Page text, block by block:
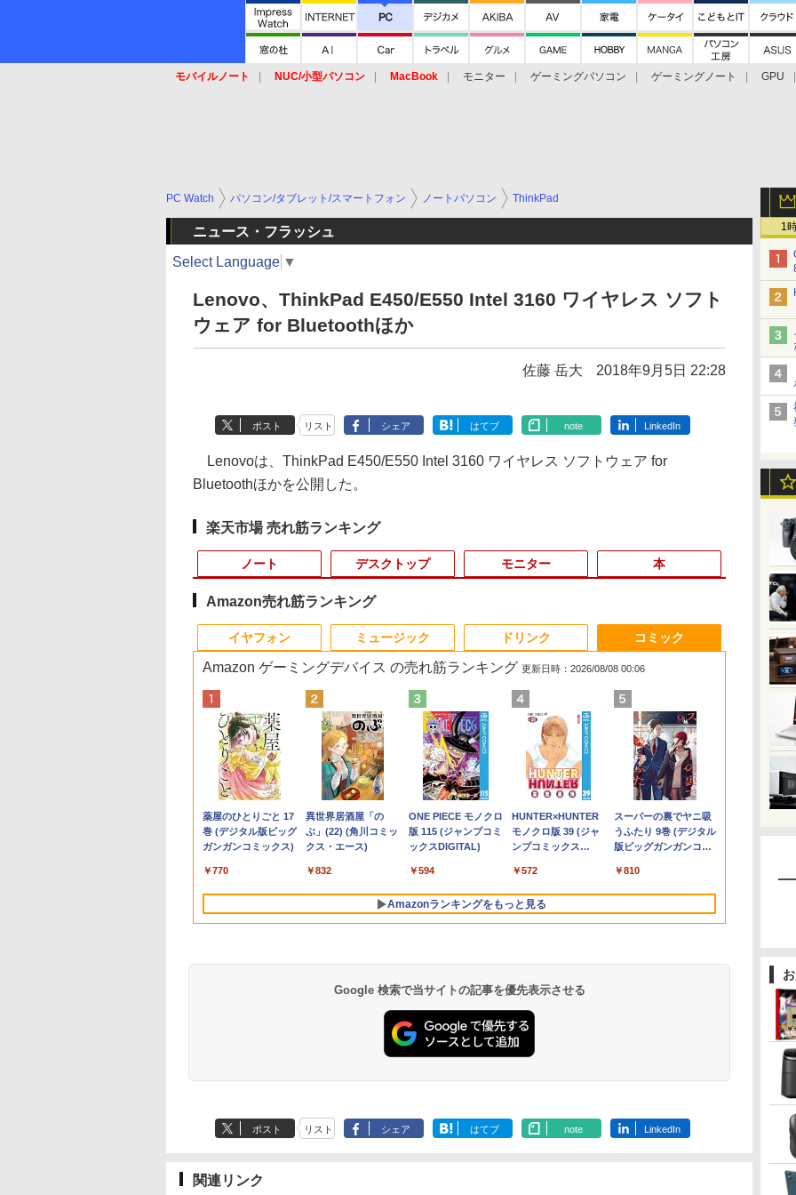
モバイルノート NUC/小型パソコン MacBook モニター ゲーミングパソコン ゲーミングノート
GPU
1
PC Watch パソコン/タブレット/スマートフォン ノートパソコン ThinkPad
ニュース・フラッシュ
Select Language ▼
Lenovo、ThinkPad E450/E550 Intel 3160 ワイヤレス ソフト
ウェア for Bluetoothほか
佐藤 岳大 2018年9月5日 22:28
ポスト リスト シェア はてブ note LinkedIn
Lenovoは、ThinkPad E450/E550 Intel 3160 ワイヤレス ソフトウェア for
Bluetoothほかを公開した。
楽天市場 売れ筋ランキング
ノート
1
【★最大100%ポイン
ト】【大特価!訳あり!】
富士通 LIFEBOOK
A576/第6世代 Core i3/
メモ
リ:4GB/SSD:128GB/15.6
型液晶/USB
3.0/VGA/HDMI/DVD/Office/
中古パソコン ノートパ
￥8,999
2
【中古】 店長セレクト
おまかせA4ノートパソ
コン Windows10 お気
軽ノートPC
SSD120GB以上 メモ
リ4GB Celeron搭載 液
晶15インチ 中古ノート
パソコン DVDドライブ
(内蔵or外付) WPS
￥11,800
3
【★最大100%ポイン
ト】Windows XP おま
かせ 高性能 Core i5 高
速 SSD128GB メモリ
面 DVDドライブ 無線
LAN 新品マウス付き
Office追加可 中古PC
ノートパソコン 安心保
￥15,800
4
【中古】DELL
Inspiron 15
3000(3580)
【Celeron4205U 4G
15LCD(1366x768)】
【千葉】保証期間1ヶ
月【ランクA】
レビュー投稿 5年保証
｜MS Office 2024
H&B 搭載｜中古 ノー
トパソコン
Windows11 Office付
｜スペック Core i5 第7
世代 メモリ 8GB 大容
量 HDD 500GB テンキ
ー DVDドライブ搭載
ソコン 中古PC オフィ
￥19,800
【マラソン
ートパソコ
Core i5 メモ
M.2
￥29,980
デスクトップ
1
【期間限定10％OFF】
【12GB+256GB】
【楽天1位連続受賞】
NIPOGI mini pc Intel
N5030動作より安定
4C/4T 最大3.1GHz
Win11 Pro SSD ミニパ
ソコン USB3.2×4 3画
面 4K 高速2.4G/5GWi-
￥39,980
2
DELL/デル OPTIPLEX
7090 SFF【第11世代
Core i7-11700/メモリ
16GB/M.2 SSD
256GB/Win11Pro/無線
LAN/DVD-RW/DP】中
古/送料無料 ※沖縄、
離島を除く
￥54,000
3
【エントリーでポイン
ト100％還元のチャン
ス】GMKtec M8 ミニ
PC【AMD Ryzen 5
512GB】4.5GHz 6コア
12スレッド OCuLink
Windows11 Pro
LPDDR5 6400MT/s
2.5GbpsLAN
Bluetooth5.2 WiFi
￥78,248
4
【ポイント10倍】美品
HP 400 G6 SF 9世代
Core i5 9500 メモリ
8GB 16GB 32GB 新品
office付き デスクトッ
プパソコン 中古パソコ
ン PC Windows11 pro
Win11 3画面 PC 800
ト オフィス 2024 搭載
選択可 8世代 10世代
【正規永久版Office付
き】ミニpc ゲーミング
AMD Ryzen5 7430U ミ
ニpc 新版小型ゲーミン
グpc 最大4.3GHz
6C12T DDR4 16GB
512GB SSD ミニpc
mini pc 4K@60Hz 3画
面同時出力 小型pc 静音
C Win11Pro
￥79,980
【P10倍】&
Windows 11
モニター
1
DELL デル E2318H
LED液晶モニター 23イ
ンチワイド ブラック
1920×1080 （フル
HD）IPSパネル LEDバ
ックライト付 非光沢 ノ
ングレア 液晶ディスプ
レイ ディスプレイポー
ト VGA VESA準拠【中
￥4,980
2
【期間限定10%OFFク
ーポン 8/12 10時まで】
モニター 21.5型 液晶デ
ィスプレイ ベゼル ディ
スプレイ 液晶モニター
PCモニター 壁掛け フ
リッカーレス
FreeSync 21.5インチ
角度調節 FullHD ブル
ル VESAフル FHDノン
グレア MAXZEN
￥9,480
3
【楽天1位!1,600円OFF
クーポン 8/4 20:00-
8/11 01:59】Xiaomi
Monitor A24i 2026 デ
インチ 144Hzリフレッ
シュレート sRGB99%
1670万色 300nits ΔE＜
1 低ブルーライト 大画
い 調整可能なスタンド
VESA
￥12,580
4
＼メーカー5年保証／
【最短即日発送】【新
品】モニター 21.5イン
チモニター ディスプレ
液晶ディスプレイ
VP229HFZ 22型
1920×1080 応答速度
1ms リフレッシュレー
晶モニター 5年保証付
き 動画閲覧 仕事 在宅
液晶モニター 23.8型
Dell ディスプレイ Pro
24 純正モニター VESA
対応 リフレッシュレー
ト 100Hz HDMI
DisplayPort VGA モニ
ター 液晶 液晶モニタ
ー 液晶ディスプレイ
フルHD IPS デル
￥13,999
アイ・オー
用LCDモニ
フルHD ワイ
ADSパネル
￥14,430
本
1
ブラッククローバー 38
【電子書籍】[ 田畠裕
￥594
2
キングダム 80 （ヤン
グジャンプコミック
ス） [ 原 泰久 ]
￥770
3
【いたわりセット付
き】1年をおいしくすこ
やかに過ごす養生手帳
2027 （インプレス手帳
￥3,080
4
コミック版はだしのゲ
ン（全10巻セット）
￥8,800
魔王城の料理番 〜コワ
モテ魔族ばかりだけ
ど、ホワイトな職場で
す〜 6巻 【電子書
籍】[ ワイエム系 ]
￥792
MAZZEL 1st
ZEAL [
Amazon売れ筋ランキング
イヤフォン
Anker Soundcore
P40i オフホワイト
Anker Soundcore
P31i ホワイト
￥5,990
Anker Soundcore
Liberty 5 ミッドナイ
トブラック
￥14,990
【2026年アップグレ
ード版】AOKIMI ワ
イヤレスイヤホン
V12 小型軽量 ブルー
トゥースHi-Fi 最大
36時間再生 ぶるーと
ゅーす コードレス
グ Type-C充電 マイ
ク付き 防水 タッチ式
音量調整 スポーツ/通
勤/通学/WEB会議
6.0(オフホワイト)
￥2,599
Xiaomi シャオミ
REDMI Buds 8 Lite ワ
イヤレスイヤホン
キャンセリング ANC
36時間再生
￥3,480
ミュージック
BRUCE WAYNE feat.
Flo Milli, ATL Jacob
[Explicit]
￥250
BRUCE WAYNE feat.
Flo Milli, ATL Jacob
[Explicit]
￥250
On My Road
(Stadium ver.)
￥250
On My Road
(Stadium ver.)
￥250
BUGS LIFE
￥250
ドリンク
【Amazon.co.jp限
定】 い・ろ・は・す
2L PET ラベルレス
￥1,112
by Amazon 天然水
ラベルレス 500ml
×24本 富士山の天然
ミネラルウォーター
ペットボトル 静岡県
産 500ミリリットル
(Smart Basic)
￥1,380
by Amazon 天然水
ラベルレス 2L×9本
￥1,117
by Amazon 炭酸水
ラベルレス 500ml
×24本 強炭酸水 ペッ
ットル (Smart
Basic)
￥1,625
コカ・コーラ やかんの
麦茶 from 爽健美茶 ラ
ベルレス
￥2,009
コミック
Amazon ゲーミングデバイス の売れ筋ランキング 更新日時：2026/08/08 00:06
薬屋のひとりごと 17
巻 (デジタル版ビッグ
ガンガンコミックス)
￥770
異世界居酒屋「の
ぶ」(22) (角川コミッ
クス・エース)
￥832
ONE PIECE モノクロ
版 115 (ジャンプコミ
ックスDIGITAL)
￥594
HUNTER×HUNTER
モノクロ版 39 (ジャ
ンプコミックス
￥572
スーパーの裏でヤニ吸
うふたり 9巻 (デジタル
版ビッグガンガンコミ
￥810
Amazonランキングをもっと見る
Google 検索で当サイトの記事を優先表示させる
ポスト リスト シェア はてブ note LinkedIn
関連リンク